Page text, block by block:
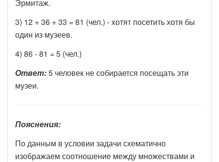
Эрмитаж.
3) 12 + 36 + 33 = 81 (чел.) - хотят посетить хотя бы
один из музеев.
4) 86 - 81 = 5 (чел.)
Ответ:5 человек не собирается посещать эти
музеи.
Пояснения:
По данным в условии задачи схематично
изображаем соотношение между множествами и